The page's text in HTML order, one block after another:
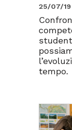
25/07/19
tempo.